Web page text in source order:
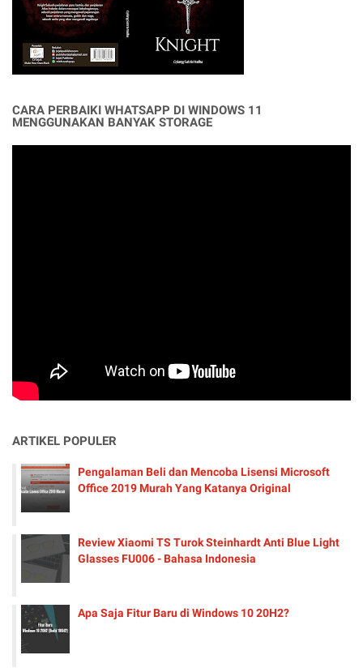
CARA PERBAIKI WHATSAPP DI WINDOWS 11
MENGGUNAKAN BANYAK STORAGE
ARTIKEL POPULER
Pengalaman Beli dan Mencoba Lisensi Microsoft
Office 2019 Murah Yang Katanya Original
Review Xiaomi TS Turok Steinhardt Anti Blue Light
Glasses FU006 - Bahasa Indonesia
Apa Saja Fitur Baru di Windows 10 20H2?